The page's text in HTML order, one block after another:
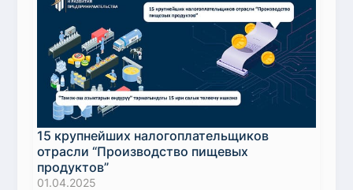
15 крупнейших налогоплательщиков
отрасли “Производство пищевых
продуктов”
01.04.2025